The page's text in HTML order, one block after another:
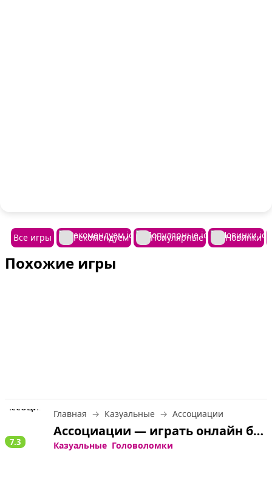
Все игры Рекомендуем Популярные Новинки
Похожие игры
7.3
Главная Казуальные Ассоциации
Ассоциации — играть онлайн бесплатно
Казуальные Головоломки